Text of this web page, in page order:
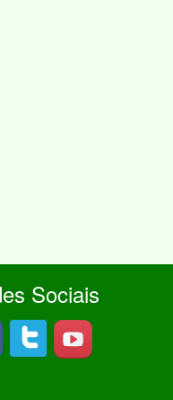
Sociais